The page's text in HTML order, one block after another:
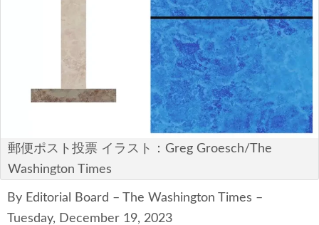
サイバーセキュリティ―
航空宇宙・防衛
国境・移民政策
コメンタリー
社説
郵便ポスト投票 イラスト：Greg Groesch/The
Washington Times
By Editorial Board – The Washington Times –
Tuesday, December 19, 2023